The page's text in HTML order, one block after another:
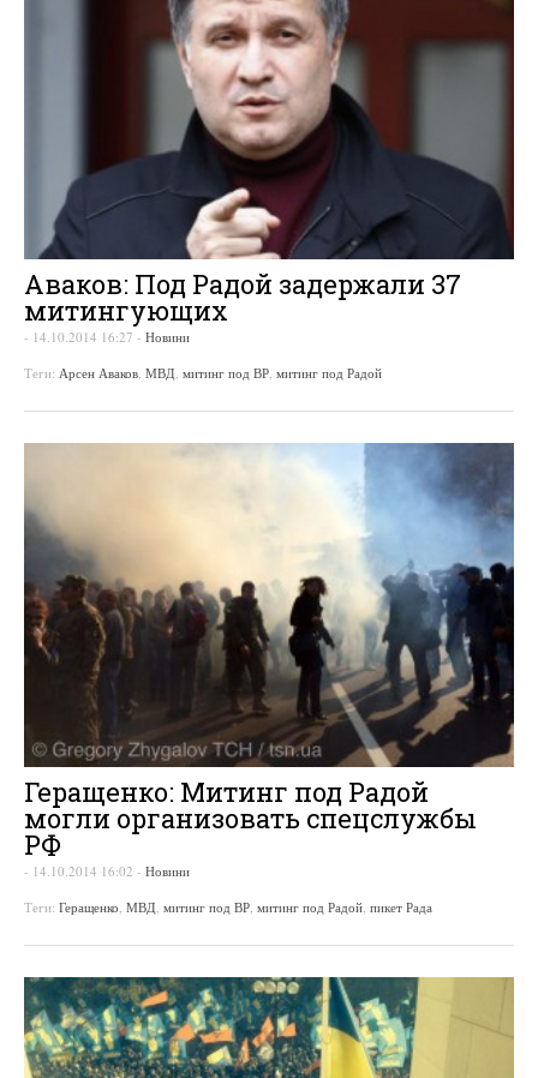
Аваков: Под Радой задержали 37
митингующих
- 14.10.2014 16:27 - Новини
Теги: Арсен Аваков МВД митинг под ВР митинг под Радой
Геращенко: Митинг под Радой
могли организовать спецслужбы
РФ
- 14.10.2014 16:02 - Новини
Теги: Геращенко, МВД, митинг под ВР, митинг под Радой, пикет Рада